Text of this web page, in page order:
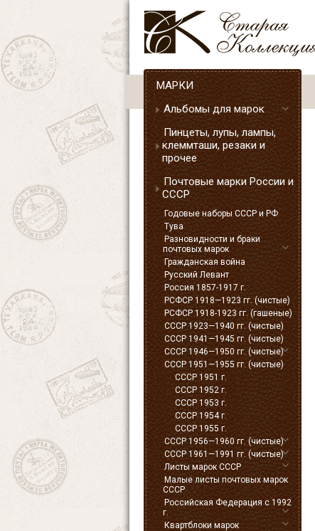
МАРКИ
Альбомы для марок
Пинцеты, лупы, лампы,
клеммташи, резаки и
прочее
Почтовые марки России и
СССР
Годовые наборы СССР и РФ
Тува
Разновидности и браки
почтовых марок
Гражданская война
Русский Левант
Россия 1857-1917 г.
РСФСР 1918—1923 гг. (чистые)
РСФСР 1918-1923 гг. (гашеные)
СССР 1923—1940 гг. (чистые)
СССР 1941—1945 гг. (чистые)
СССР 1946—1950 гг. (чистые)
СССР 1951—1955 гг. (чистые)
СССР 1951 г.
СССР 1952 г.
СССР 1953 г.
СССР 1954 г.
СССР 1955 г.
СССР 1956—1960 гг. (чистые)
СССР 1961—1991 гг. (чистые)
Листы марок СССР
Малые листы почтовых марок
СССР
Российская Федерация с 1992
г.
Квартблоки марок